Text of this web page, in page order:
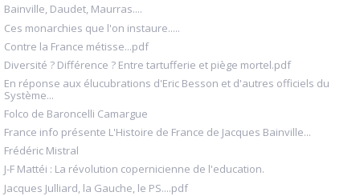
Bainville, Daudet, Maurras....
Ces monarchies que l'on instaure.....
Contre la France métisse...pdf
Diversité ? Différence ? Entre tartufferie et piège mortel.pdf
En réponse aux élucubrations d'Eric Besson et d'autres officiels du
Système...
Folco de Baroncelli Camargue
France info présente L'Histoire de France de Jacques Bainville...
Frédéric Mistral
J-F Mattéi : La révolution copernicienne de l'education.
Jacques Julliard, la Gauche, le PS....pdf